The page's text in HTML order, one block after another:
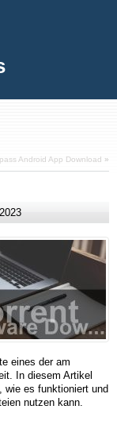
Android App Download »
eines der am
In diesem Artikel
wie es funktioniert und
nutzen kann.